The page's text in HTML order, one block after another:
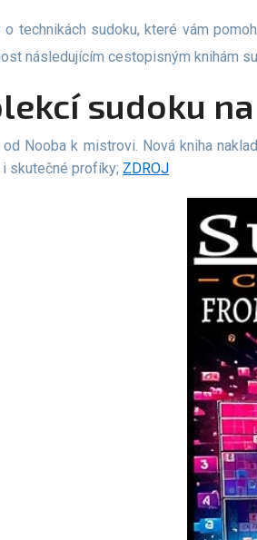
následujícím cestopisným knihám
sudoku
od Nooba k mistrovi. Nová kniha
skutečné profíky; ZDROJ